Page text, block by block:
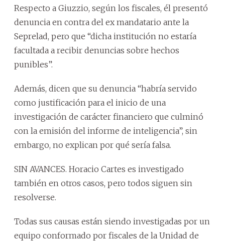
Respecto a Giuzzio, según los fiscales, él presentó
denuncia en contra del ex mandatario ante la
Seprelad, pero que “dicha institución no estaría
facultada a recibir denuncias sobre hechos
punibles”.
Además, dicen que su denuncia “habría servido
como justificación para el inicio de una
investigación de carácter financiero que culminó
con la emisión del informe de inteligencia”, sin
embargo, no explican por qué sería falsa.
SIN AVANCES. Horacio Cartes es investigado
también en otros casos, pero todos siguen sin
resolverse.
Todas sus causas están siendo investigadas por un
equipo conformado por fiscales de la Unidad de